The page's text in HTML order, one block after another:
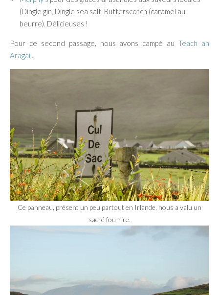
(Dingle gin, Dingle sea salt, Butterscotch (caramel au
beurre). Délicieuses !
Pour ce second passage, nous avons campé auTeach an
Aragail.
Ce panneau, présent un peu partout en Irlande, nous a valu un
sacré fou-rire.